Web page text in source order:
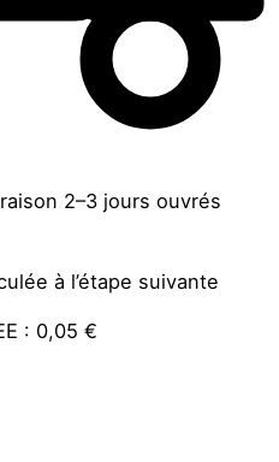
2–3 jours ouvrés
à l’étape suivante
: 0,05 €